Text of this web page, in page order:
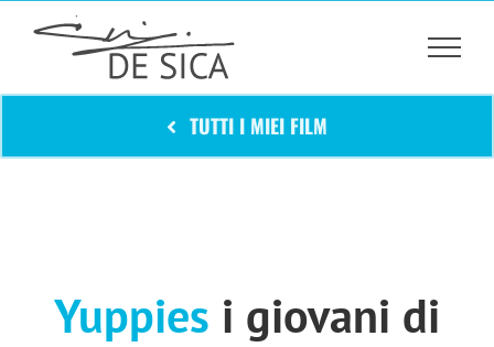
TUTTI I MIEI FILM
Yuppies i giovani di